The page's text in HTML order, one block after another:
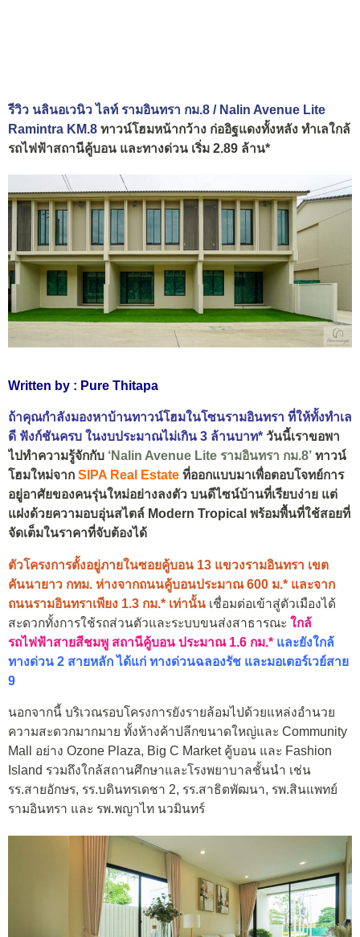
รีวิว นลินอเวนิว ไลท์ รามอินทรา กม.8 / Nalin Avenue Lite
Ramintra KM.8 ทาวน์โฮมหน้ากว้าง ก่ออิฐแดงทั้งหลัง ทำเลใกล้
รถไฟฟ้าสถานีคู้บอน และทางด่วน เริ่ม 2.89 ล้าน*
Written by : Pure Thitapa
ถ้าคุณกำลังมองหาบ้านทาวน์โฮมในโซนรามอินทรา ที่ให้ทั้งทำเล
ดี ฟังก์ชันครบ ในงบประมาณไม่เกิน 3 ล้านบาท* วันนี้เราขอพา
ไปทำความรู้จักกับ ‘Nalin Avenue Lite รามอินทรา กม.8’ ทาวน์
โฮมใหม่จาก SIPA Real Estate ที่ออกแบบมาเพื่อตอบโจทย์การ
อยู่อาศัยของคนรุ่นใหม่อย่างลงตัว บนดีไซน์บ้านที่เรียบง่าย แต่
แฝงด้วยความอบอุ่นสไตล์ Modern Tropical พร้อมพื้นที่ใช้สอยที่
จัดเต็มในราคาที่จับต้องได้
ตัวโครงการตั้งอยู่ภายในซอยคู้บอน 13 แขวงรามอินทรา เขต
คันนายาว กทม. ห่างจากถนนคู้บอนประมาณ 600 ม.* และจาก
ถนนรามอินทราเพียง 1.3 กม.* เท่านั้น เชื่อมต่อเข้าสู่ตัวเมืองได้
สะดวกทั้งการใช้รถส่วนตัวและระบบขนส่งสาธารณะ ใกล้
รถไฟฟ้าสายสีชมพู สถานีคู้บอน ประมาณ 1.6 กม.* และยังใกล้
ทางด่วน 2 สายหลัก ได้แก่ ทางด่วนฉลองรัช และมอเตอร์เวย์สาย
9
นอกจากนี้ บริเวณรอบโครงการยังรายล้อมไปด้วยแหล่งอำนวย
ความสะดวกมากมาย ทั้งห้างค้าปลีกขนาดใหญ่และ Community
Mall อย่าง Ozone Plaza, Big C Market คู้บอน และ Fashion
Island รวมถึงใกล้สถานศึกษาและโรงพยาบาลชั้นนำ เช่น
รร.สายอักษร, รร.บดินทรเดชา 2, รร.สาธิตพัฒนา, รพ.สินแพทย์
รามอินทรา และ รพ.พญาไท นวมินทร์